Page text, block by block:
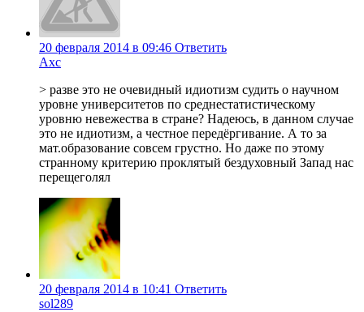
20 февраля 2014 в 09:46 Ответить
Axc
> разве это не очевидный идиотизм судить о научном
уровне университетов по среднестатистическому
уровню невежества в стране? Надеюсь, в данном случае
это не идиотизм, а честное передёргивание. А то за
мат.образование совсем грустно. Но даже по этому
странному критерию проклятый бездуховный Запад нас
перещеголял
20 февраля 2014 в 10:41 Ответить
sol289